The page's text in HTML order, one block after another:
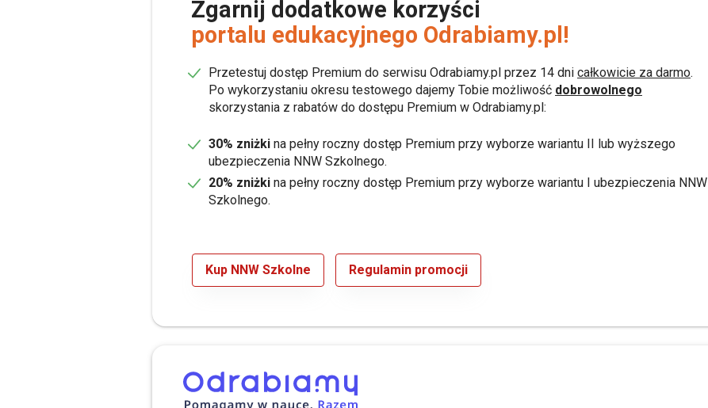
Zgarnij dodatkowe korzyści
portalu edukacyjnego Odrabiamy.pl!
Przetestuj dostęp Premium do serwisu Odrabiamy.pl przez 14 dni całkowicie za darmo.
Po wykorzystaniu okresu testowego dajemy Tobie możliwość dobrowolnego
skorzystania z rabatów do dostępu Premium w Odrabiamy.pl:
30% zniżki na pełny roczny dostęp Premium przy wyborze wariantu II lub wyższego
ubezpieczenia NNW Szkolnego.
20% zniżki na pełny roczny dostęp Premium przy wyborze wariantu I ubezpieczenia NNW
Szkolnego.
Kup NNW Szkolne Regulamin promocji